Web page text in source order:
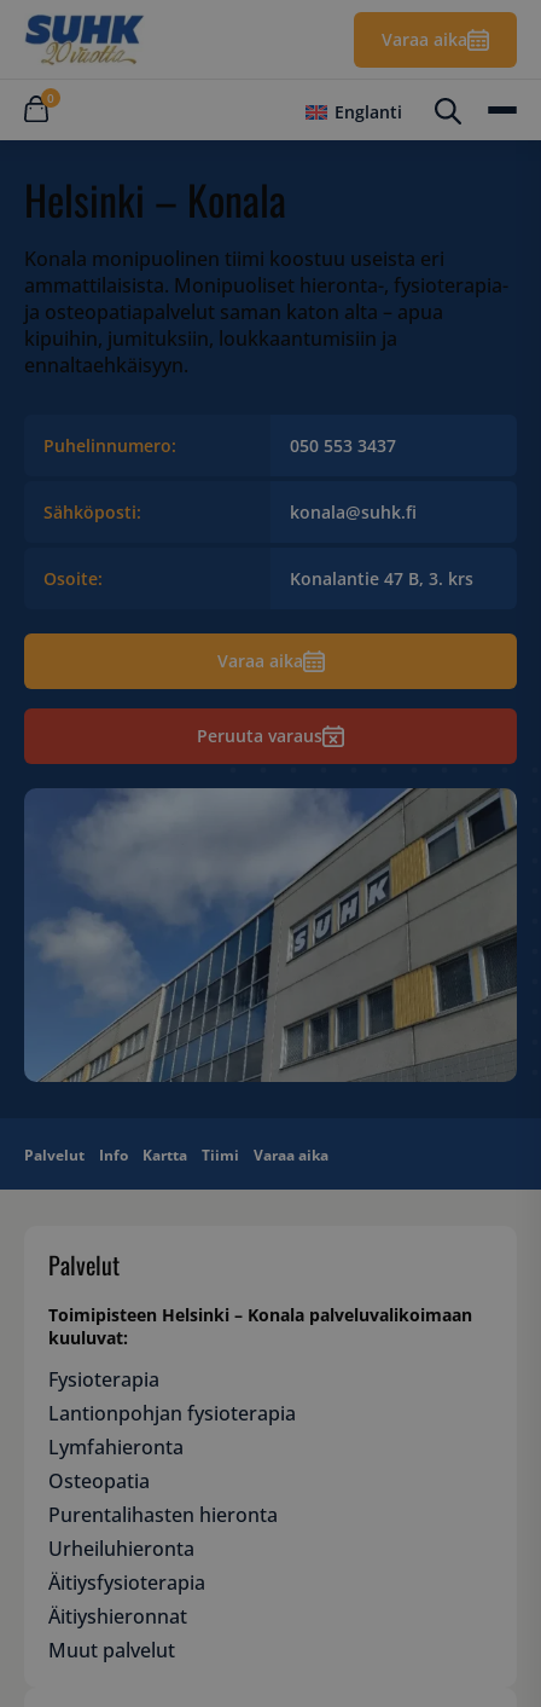
Varaa aika
0
Englanti
Helsinki – Konala
Konala monipuolinen tiimi koostuu useista eri
ammattilaisista. Monipuoliset hieronta-, fysioterapia-
ja osteopatiapalvelut saman katon alta – apua
kipuihin, jumituksiin, loukkaantumisiin ja
ennaltaehkäisyyn.
Puhelinnumero: 050 553 3437
Sähköposti: konala@suhk.fi
Osoite: Konalantie 47 B, 3. krs
Varaa aika
Peruuta varaus
Palvelut Info Kartta Tiimi Varaa aika
Palvelut
Toimipisteen Helsinki – Konala palveluvalikoimaan
kuuluvat:
Fysioterapia
Lantionpohjan fysioterapia
Lymfahieronta
Osteopatia
Purentalihasten hieronta
Urheiluhieronta
Äitiysfysioterapia
Äitiyshieronnat
Muut palvelut